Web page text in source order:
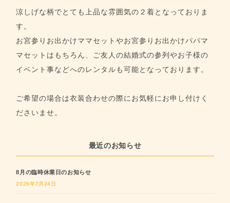
涼しげな柄でとても上品な雰囲気の２着となっておりま
す。
お宮参りお出かけママセットやお宮参りお出かけパパマ
マセットはもちろん、ご友人の結婚式の参列やお子様の
イベント事などへのレンタルも可能となっております。
ご希望の場合は衣装合わせの際にお気軽にお申し付けく
ださいませ。
最近のお知らせ
8月の臨時休業日のお知らせ
2026年7月24日